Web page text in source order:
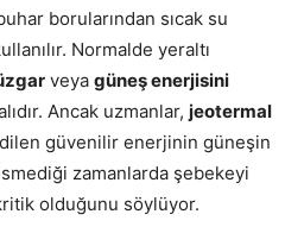
borularından sıcak su
Normalde yeraltı
veya güneş enerjisini
Ancak uzmanlar, jeotermal
güvenilir enerjinin güneşin
zamanlarda şebekeyi
olduğunu söylüyor.